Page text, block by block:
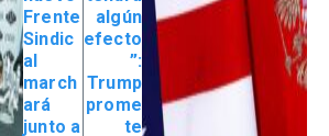
Frente
Sindic
al
march
ará
junto a
algún
efecto
”:
Trump
prome
te